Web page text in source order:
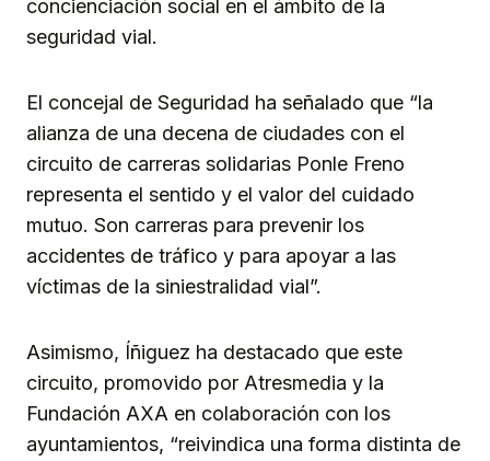
concienciación social en el ámbito de la
seguridad vial.
El concejal de Seguridad ha señalado que “la
alianza de una decena de ciudades con el
circuito de carreras solidarias Ponle Freno
representa el sentido y el valor del cuidado
mutuo. Son carreras para prevenir los
accidentes de tráfico y para apoyar a las
víctimas de la siniestralidad vial”.
Asimismo, Íñiguez ha destacado que este
circuito, promovido por Atresmedia y la
Fundación AXA en colaboración con los
ayuntamientos, “reivindica una forma distinta de